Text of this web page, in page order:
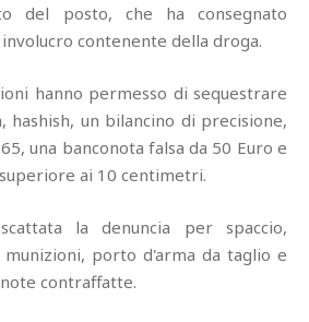
del posto, che ha consegnato
contenente della droga.
hanno permesso di sequestrare
hashish, un bilancino di precisione,
una banconota falsa da 50 Euro e
ai 10 centimetri.
la denuncia per spaccio,
munizioni, porto d'arma da taglio e
contraffatte.